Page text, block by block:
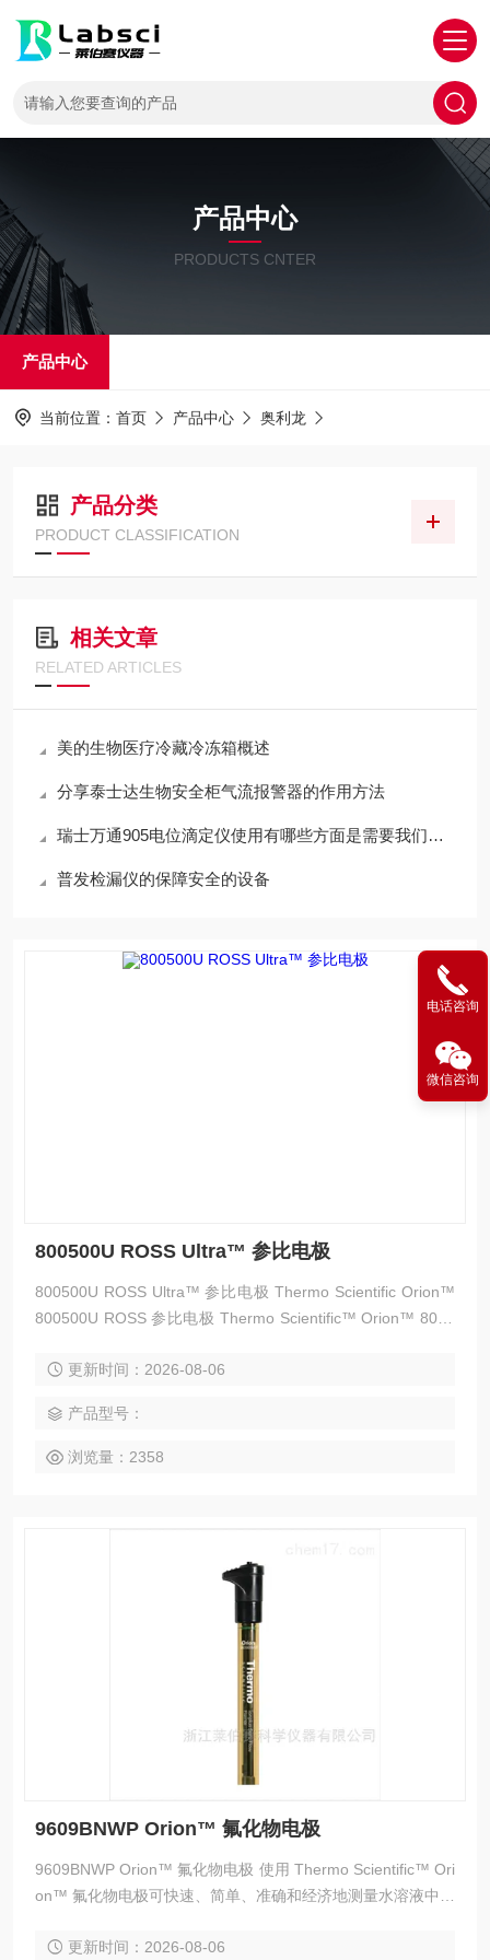
产品中心
PRODUCTS CNTER
产品中心
当前位置： 首页 产品中心 奥利龙
产品分类
PRODUCT CLASSIFICATION
相关文章
RELATED ARTICLES
美的生物医疗冷藏冷冻箱概述
分享泰士达生物安全柜气流报警器的作用方法
瑞士万通905电位滴定仪使用有哪些方面是需要我们注意
普发检漏仪的保障安全的设备
800500U ROSS Ultra™ 参比电极
800500U ROSS Ultra™ 参比电极 Thermo Scientific Orion™
800500U ROSS 参比电极 Thermo Scientific™ Orion™ 8005
用于执行常规或研究工作的准确 pH 测定。
更新时间：2026-08-06
产品型号：
浏览量：2358
9609BNWP Orion™ 氟化物电极
9609BNWP Orion™ 氟化物电极 使用 Thermo Scientific™ Ori
on™ 氟化物电极可快速、简单、准确和经济地测量水溶液中的
洗，并且在具有挑战性的样品中易于使用。半电池电极需要单
更新时间：2026-08-06
电话咨询
微信咨询